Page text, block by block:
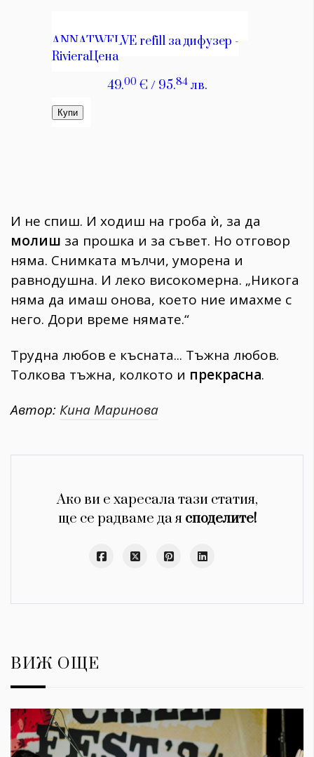
И не спиш. И ходиш на гроба ѝ, за да
молиш за прошка и за съвет. Но отговор
няма. Снимката мълчи, уморена и
равнодушна. И леко високомерна. „Никога
няма да имаш онова, което ние имахме с
него. Дори време нямате.“
Трудна любов е късната... Тъжна любов.
Толкова тъжна, колкото и прекрасна.
Автор: Кина Маринова
Ако ви е харесала тази статия,
ще се радваме да я споделите!
ВИЖ ОЩЕ